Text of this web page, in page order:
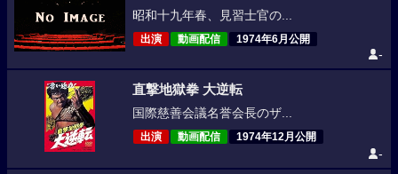
昭和十九年春、見習士官の...
出演 動画配信 1974年6月公開
-
直撃地獄拳 大逆転
国際慈善会議名誉会長のザ...
出演 動画配信 1974年12月公開
-